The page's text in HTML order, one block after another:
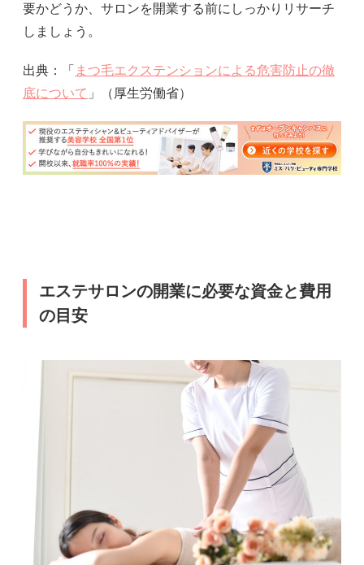
要かどうか、サロンを開業する前にしっかりリサーチ
しましょう。
出典：「 まつ毛エクステンションによる危害防止の徹
底について 」（厚生労働省）
エステサロンの開業に必要な資金と費用
の目安